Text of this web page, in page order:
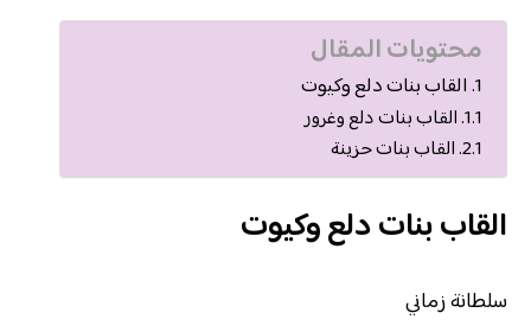
محتويات المقال
القاب بنات دلع وكيوت
القاب بنات دلع وغرور
القاب بنات حزينة
القاب بنات دلع وكيوت
سلطانة زماني